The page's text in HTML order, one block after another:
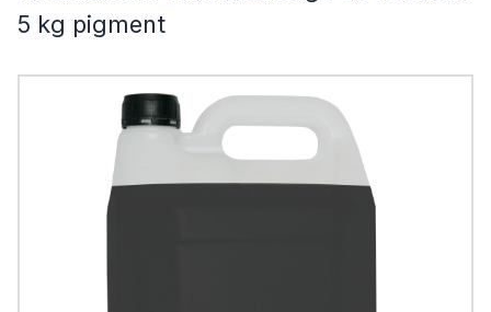
5 kg pigment